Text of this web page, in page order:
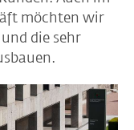
möchten wir
die sehr